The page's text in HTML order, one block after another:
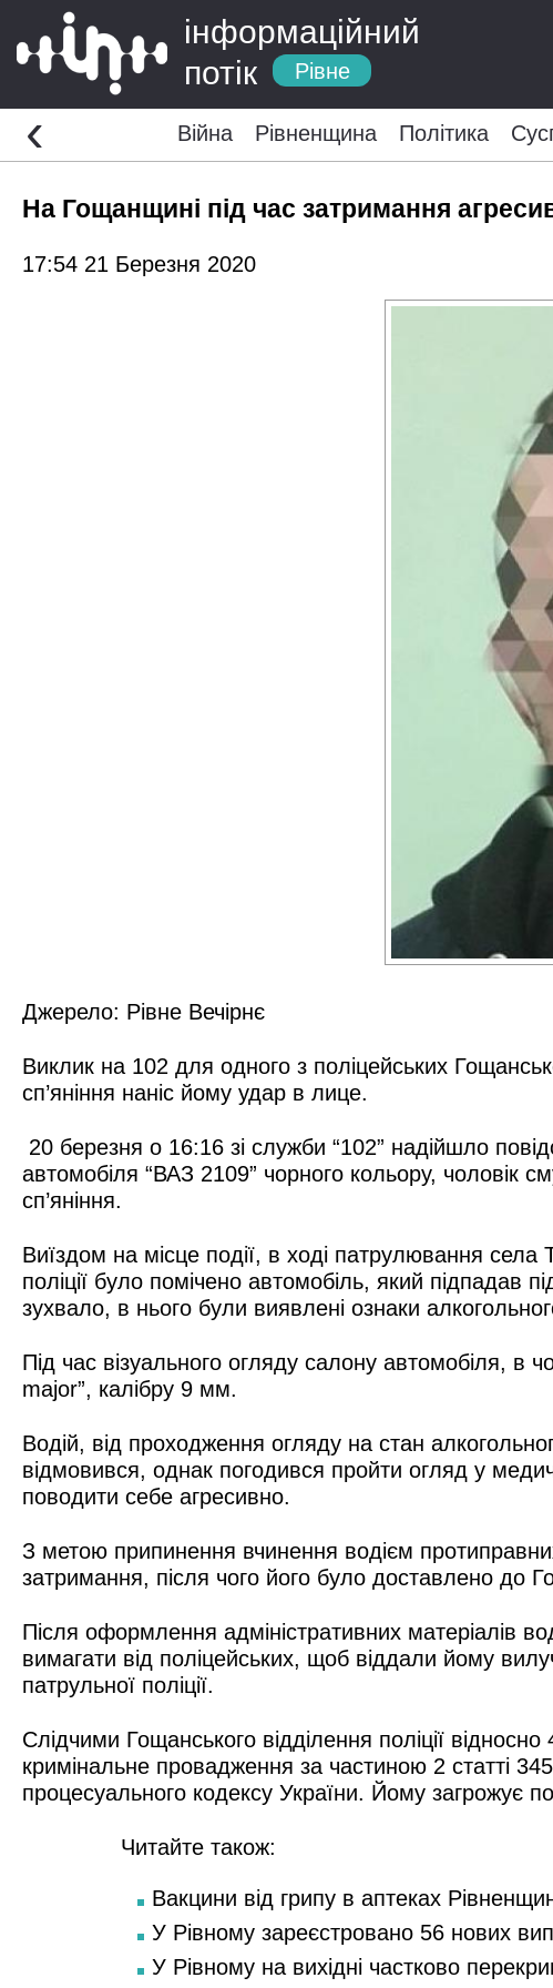
інформаційний
потік
Рівне
Війна Рівненщина Політика
‹
На Гощанщині під час затримання
17:54 21 Березня 2020
Джерело: Рівне Вечірнє
Виклик на 102 для одного з поліцейських
сп’яніння наніс йому удар в лице.
20 березня о 16:16 зі служби “102” надійшло
автомобіля “ВАЗ 2109” чорного кольору, чоловік
сп’яніння.
Виїздом на місце події, в ході патрулювання села
поліції було помічено автомобіль, який підпадав
зухвало, в нього були виявлені ознаки
Під час візуального огляду салону автомобіля, в
major”, калібру 9 мм.
Водій, від проходження огляду на стан
відмовився, однак погодився пройти огляд у
поводити себе агресивно.
З метою припинення вчинення водієм
затримання, після чого його було доставлено до
Після оформлення адміністративних матеріалів
вимагати від поліцейських, щоб віддали йому
патрульної поліції.
Слідчими Гощанського відділення поліції
кримінальне провадження за частиною 2 статті
процесуального кодексу України. Йому загрожує
Читайте також:
Вакцини від грипу в аптеках
У Рівному зареєстровано 56 нових
У Рівному на вихідні частково